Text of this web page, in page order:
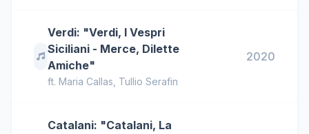
Verdi: "Verdi, I Vespri
Siciliani - Merce, Dilette
Amiche"
ft.Maria Callas Tullio Serafin
2020
Catalani: "Catalani, La